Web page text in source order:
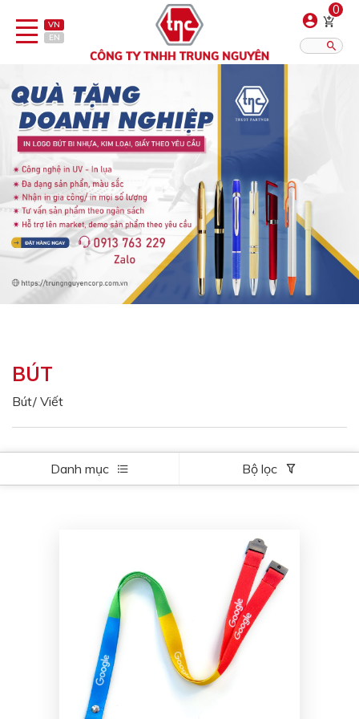
VN
EN
0
Danh sách sản phẩm
Bút
Bật lửa
Đồ sứ quà tặng
Bình/ca giữ nhiệt
Dây đeo & Phụ kiện
Màu sắc
Đỏ
Xanh ngọc
Xanh lá
Cam
Vàng
Hồng
Tím
Vàng kem
Bạc - Bạc
Xanh dương - Bạc
Xanh lá - Bạc
Xám - Bạc
Cam - Bạc
Tím - Bạc
Bạc - Xanh dương
Hiển thị?: 20
BÚT
Bút/ Viết
Danh mục Bộ lọc